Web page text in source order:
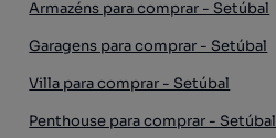
Armazéns para comprar - Setúbal
Garagens para comprar - Setúbal
Villa para comprar - Setúbal
Penthouse para comprar - Setúbal